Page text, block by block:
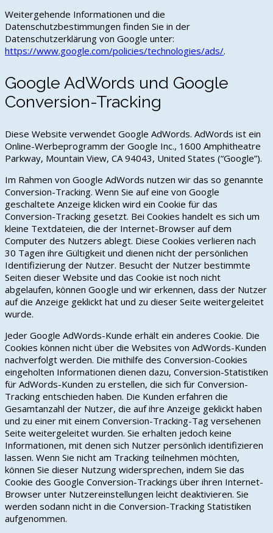
Weitergehende Informationen und die
Datenschutzbestimmungen finden Sie in der
Datenschutzerklärung von Google unter:
https://www.google.com/policies/technologies/ads/.
Google AdWords und Google
Conversion-Tracking
Diese Website verwendet Google AdWords. AdWords ist ein
Online-Werbeprogramm der Google Inc., 1600 Amphitheatre
Parkway, Mountain View, CA 94043, United States (“Google”).
Im Rahmen von Google AdWords nutzen wir das so genannte
Conversion-Tracking. Wenn Sie auf eine von Google
geschaltete Anzeige klicken wird ein Cookie für das
Conversion-Tracking gesetzt. Bei Cookies handelt es sich um
kleine Textdateien, die der Internet-Browser auf dem
Computer des Nutzers ablegt. Diese Cookies verlieren nach
30 Tagen ihre Gültigkeit und dienen nicht der persönlichen
Identifizierung der Nutzer. Besucht der Nutzer bestimmte
Seiten dieser Website und das Cookie ist noch nicht
abgelaufen, können Google und wir erkennen, dass der Nutzer
auf die Anzeige geklickt hat und zu dieser Seite weitergeleitet
wurde.
Jeder Google AdWords-Kunde erhält ein anderes Cookie. Die
Cookies können nicht über die Websites von AdWords-Kunden
nachverfolgt werden. Die mithilfe des Conversion-Cookies
eingeholten Informationen dienen dazu, Conversion-Statistiken
für AdWords-Kunden zu erstellen, die sich für Conversion-
Tracking entschieden haben. Die Kunden erfahren die
Gesamtanzahl der Nutzer, die auf ihre Anzeige geklickt haben
und zu einer mit einem Conversion-Tracking-Tag versehenen
Seite weitergeleitet wurden. Sie erhalten jedoch keine
Informationen, mit denen sich Nutzer persönlich identifizieren
lassen. Wenn Sie nicht am Tracking teilnehmen möchten,
können Sie dieser Nutzung widersprechen, indem Sie das
Cookie des Google Conversion-Trackings über ihren Internet-
Browser unter Nutzereinstellungen leicht deaktivieren. Sie
werden sodann nicht in die Conversion-Tracking Statistiken
aufgenommen.